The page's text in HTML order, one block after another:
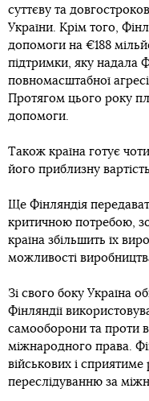
суттєву та
України. Крім того,
допомоги на €188
підтримки, яку надала
повномасштабної
Протягом цього року
допомоги.
Також країна готує
його приблизну
Ще Фінляндія
критичною потребою,
країна збільшить їх
можливості
Зі свого боку Україна
Фінляндії
самооборони та проти
міжнародного права.
військових і
переслідуванню за